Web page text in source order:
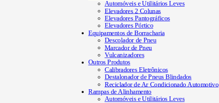
Automóveis e Utilitários Leves
Elevadores 2 Colunas
Elevadores Pantográficos
Elevadores Pórtico
Equipamentos de Borracharia
Descolador de Pneu
Marcador de Pneu
Vulcanizadores
Outros Produtos
Calibradores Eletrônicos
Destalonador de Pneus Blindados
Reciclador de Ar Condicionado Automotivo
Rampas de Alinhamento
Automóveis e Utilitários Leves